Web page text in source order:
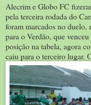
Alecrim e Globo FC
pela terceira rodada do
foram marcados no
para o Verdão, que
posição na tabela, agora
caiu para o terceiro lugar.